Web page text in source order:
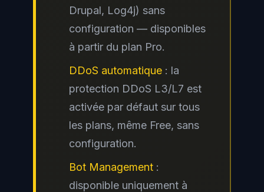
Drupal, Log4j) sans
configuration — disponibles
à partir du plan Pro.
DDoS automatique : la
protection DDoS L3/L7 est
activée par défaut sur tous
les plans, même Free, sans
configuration.
Bot Management :
disponible uniquement à